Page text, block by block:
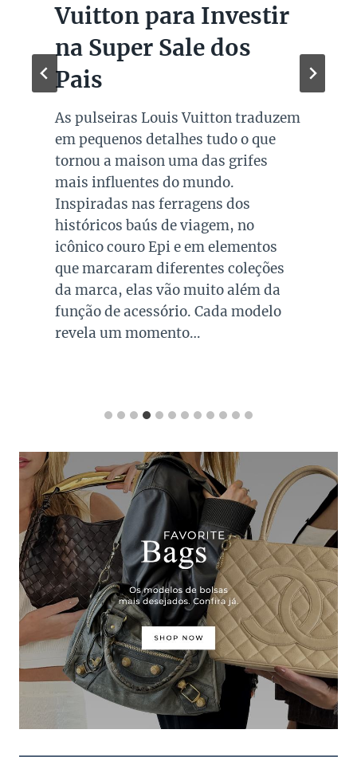
Vuitton para Investir
na Super Sale dos
Pais
As pulseiras Louis Vuitton traduzem
em pequenos detalhes tudo o que
tornou a maison uma das grifes
mais influentes do mundo.
Inspiradas nas ferragens dos
históricos baús de viagem, no
icônico couro Epi e em elementos
que marcaram diferentes coleções
da marca, elas vão muito além da
função de acessório. Cada modelo
revela um momento…